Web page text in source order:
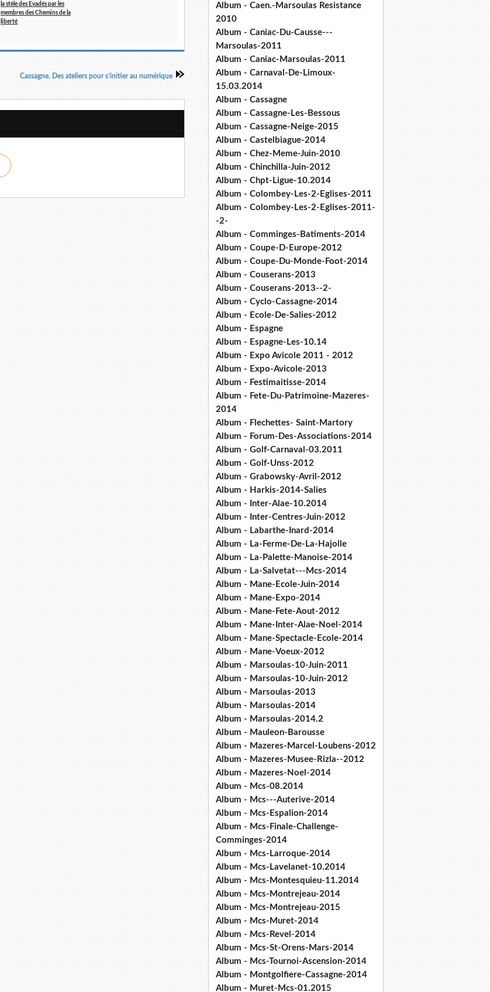
la stèle des Evadés par les
membres des Chemins de la
liberté
Cassagne. Des ateliers pour s’initier au numérique
Album - Caen.-Marsoulas Resistance
2010
Album - Caniac-Du-Causse---
Marsoulas-2011
Album - Caniac-Marsoulas-2011
Album - Carnaval-De-Limoux-
15.03.2014
Album - Cassagne
Album - Cassagne-Les-Bessous
Album - Cassagne-Neige-2015
Album - Castelbiague-2014
Album - Chez-Meme-Juin-2010
Album - Chinchilla-Juin-2012
Album - Chpt-Ligue-10.2014
Album - Colombey-Les-2-Eglises-2011
Album - Colombey-Les-2-Eglises-2011-
-2-
Album - Comminges-Batiments-2014
Album - Coupe-D-Europe-2012
Album - Coupe-Du-Monde-Foot-2014
Album - Couserans-2013
Album - Couserans-2013--2-
Album - Cyclo-Cassagne-2014
Album - Ecole-De-Salies-2012
Album - Espagne
Album - Espagne-Les-10.14
Album - Expo Avicole 2011 - 2012
Album - Expo-Avicole-2013
Album - Festimaitisse-2014
Album - Fete-Du-Patrimoine-Mazeres-
2014
Album - Flechettes- Saint-Martory
Album - Forum-Des-Associations-2014
Album - Golf-Carnaval-03.2011
Album - Golf-Unss-2012
Album - Grabowsky-Avril-2012
Album - Harkis-2014-Salies
Album - Inter-Alae-10.2014
Album - Inter-Centres-Juin-2012
Album - Labarthe-Inard-2014
Album - La-Ferme-De-La-Hajolle
Album - La-Palette-Manoise-2014
Album - La-Salvetat---Mcs-2014
Album - Mane-Ecole-Juin-2014
Album - Mane-Expo-2014
Album - Mane-Fete-Aout-2012
Album - Mane-Inter-Alae-Noel-2014
Album - Mane-Spectacle-Ecole-2014
Album - Mane-Voeux-2012
Album - Marsoulas-10-Juin-2011
Album - Marsoulas-10-Juin-2012
Album - Marsoulas-2013
Album - Marsoulas-2014
Album - Marsoulas-2014.2
Album - Mauleon-Barousse
Album - Mazeres-Marcel-Loubens-2012
Album - Mazeres-Musee-Rizla--2012
Album - Mazeres-Noel-2014
Album - Mcs-08.2014
Album - Mcs---Auterive-2014
Album - Mcs-Espalion-2014
Album - Mcs-Finale-Challenge-
Comminges-2014
Album - Mcs-Larroque-2014
Album - Mcs-Lavelanet-10.2014
Album - Mcs-Montesquieu-11.2014
Album - Mcs-Montrejeau-2014
Album - Mcs-Montrejeau-2015
Album - Mcs-Muret-2014
Album - Mcs-Revel-2014
Album - Mcs-St-Orens-Mars-2014
Album - Mcs-Tournoi-Ascension-2014
Album - Montgolfiere-Cassagne-2014
Album - Muret-Mcs-01.2015